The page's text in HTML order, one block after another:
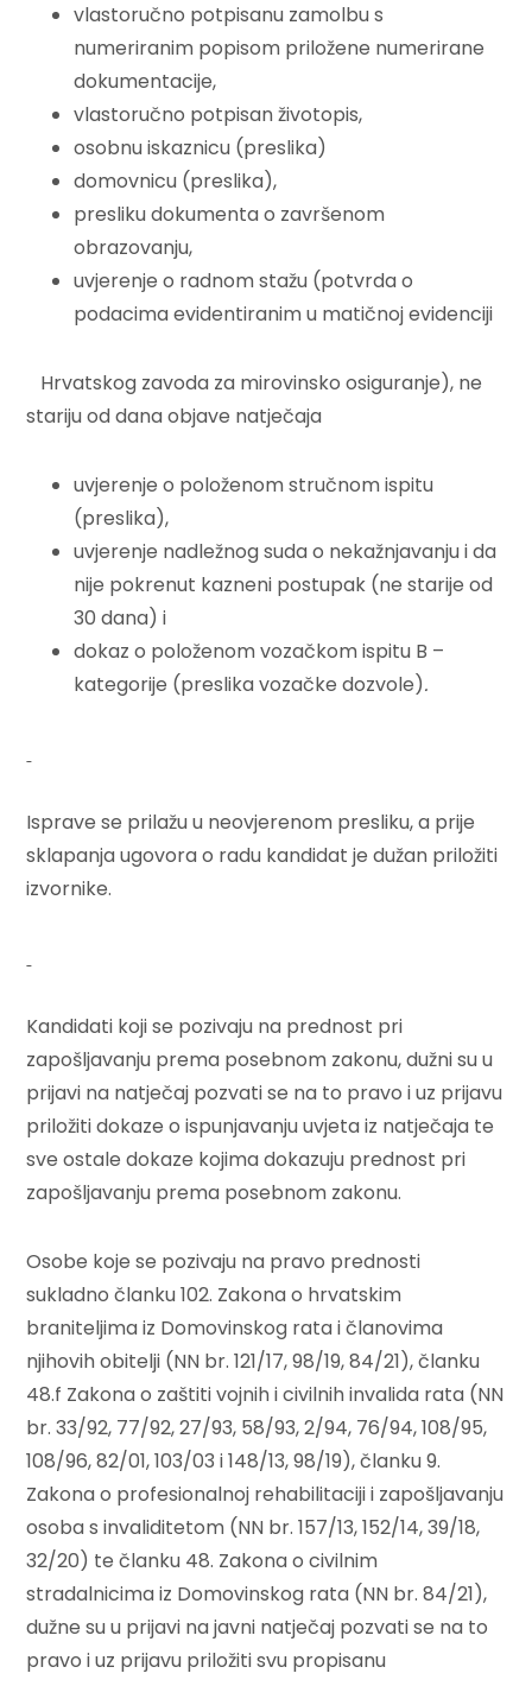
vlastoručno potpisanu zamolbu s
numeriranim popisom priložene numerirane
dokumentacije,
vlastoručno potpisan životopis,
osobnu iskaznicu (preslika)
domovnicu (preslika),
presliku dokumenta o završenom
obrazovanju,
uvjerenje o radnom stažu (potvrda o
podacima evidentiranim u matičnoj evidenciji
Hrvatskog zavoda za mirovinsko osiguranje), ne
stariju od dana objave natječaja
uvjerenje o položenom stručnom ispitu
(preslika),
uvjerenje nadležnog suda o nekažnjavanju i da
nije pokrenut kazneni postupak (ne starije od
30 dana) i
dokaz o položenom vozačkom ispitu B –
kategorije (preslika vozačke dozvole).
Isprave se prilažu u neovjerenom presliku, a prije
sklapanja ugovora o radu kandidat je dužan priložiti
izvornike.
Kandidati koji se pozivaju na prednost pri
zapošljavanju prema posebnom zakonu, dužni su u
prijavi na natječaj pozvati se na to pravo i uz prijavu
priložiti dokaze o ispunjavanju uvjeta iz natječaja te
sve ostale dokaze kojima dokazuju prednost pri
zapošljavanju prema posebnom zakonu.
Osobe koje se pozivaju na pravo prednosti
sukladno članku 102. Zakona o hrvatskim
braniteljima iz Domovinskog rata i članovima
njihovih obitelji (NN br. 121/17, 98/19, 84/21), članku
48.f Zakona o zaštiti vojnih i civilnih invalida rata (NN
br. 33/92, 77/92, 27/93, 58/93, 2/94, 76/94, 108/95,
108/96, 82/01, 103/03 i 148/13, 98/19), članku 9.
Zakona o profesionalnoj rehabilitaciji i zapošljavanju
osoba s invaliditetom (NN br. 157/13, 152/14, 39/18,
32/20) te članku 48. Zakona o civilnim
stradalnicima iz Domovinskog rata (NN br. 84/21),
dužne su u prijavi na javni natječaj pozvati se na to
pravo i uz prijavu priložiti svu propisanu